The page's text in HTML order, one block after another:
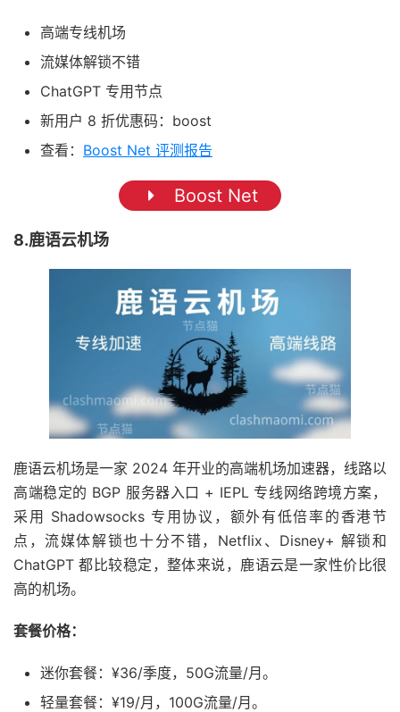
高端专线机场
流媒体解锁不错
ChatGPT 专用节点
新用户 8 折优惠码：boost
查看： Boost Net 评测报告
Boost Net
8.鹿语云机场
鹿语云机场是一家 2024 年开业的高端机场加速器，线路以
高端稳定的 BGP 服务器入口 + IEPL 专线网络跨境方案，
采用 Shadowsocks 专用协议，额外有低倍率的香港节
点，流媒体解锁也十分不错，Netflix、Disney+ 解锁和
ChatGPT 都比较稳定，整体来说，鹿语云是一家性价比很
高的机场。
套餐价格：
迷你套餐：¥36/季度，50G流量/月。
轻量套餐：¥19/月，100G流量/月。